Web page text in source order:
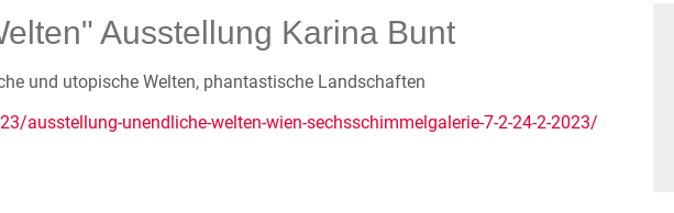
Ausstellung Karina Bunt
und utopische Welten, phantastische Landschaften
ausstellung-unendliche-welten-wien-sechsschimmelgalerie-7-2-24-2-2023/